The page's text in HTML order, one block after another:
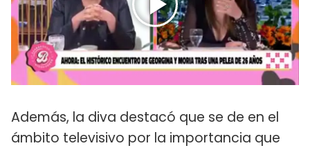
Además, la diva destacó que se de en el
ámbito televisivo por la importancia que